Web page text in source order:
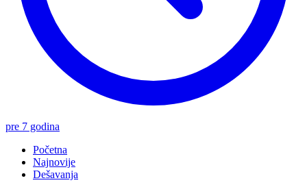
pre 7 godina
Početna
Najnovije
Dešavanja